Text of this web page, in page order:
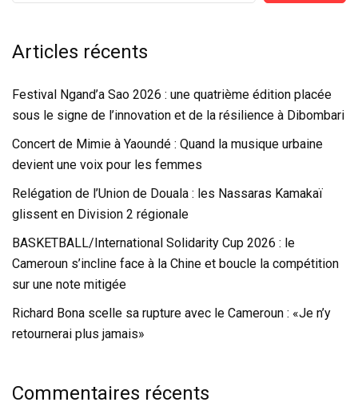
Articles récents
Festival Ngand’a Sao 2026 : une quatrième édition placée
sous le signe de l’innovation et de la résilience à Dibombari
Concert de Mimie à Yaoundé : Quand la musique urbaine
devient une voix pour les femmes
Relégation de l’Union de Douala : les Nassaras Kamakaï
glissent en Division 2 régionale
BASKETBALL/International Solidarity Cup 2026 : le
Cameroun s’incline face à la Chine et boucle la compétition
sur une note mitigée
Richard Bona scelle sa rupture avec le Cameroun : «Je n’y
retournerai plus jamais»
Commentaires récents